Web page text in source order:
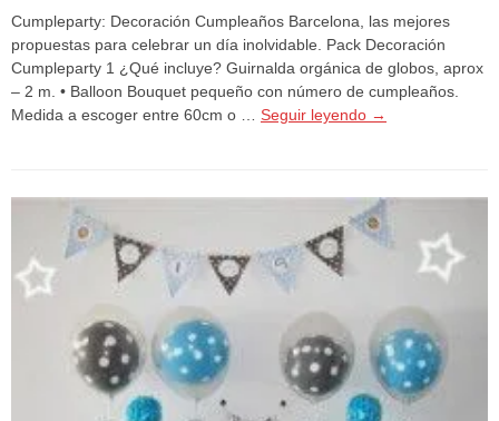
Cumpleparty: Decoración Cumpleaños Barcelona, las mejores
propuestas para celebrar un día inolvidable. Pack Decoración
Cumpleparty 1 ¿Qué incluye? Guirnalda orgánica de globos, aprox
– 2 m. • Balloon Bouquet pequeño con número de cumpleaños.
Medida a escoger entre 60cm o … Seguir leyendo →